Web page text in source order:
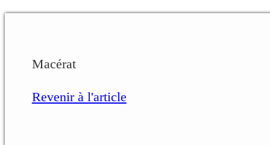
Macérat
Revenir à l'article